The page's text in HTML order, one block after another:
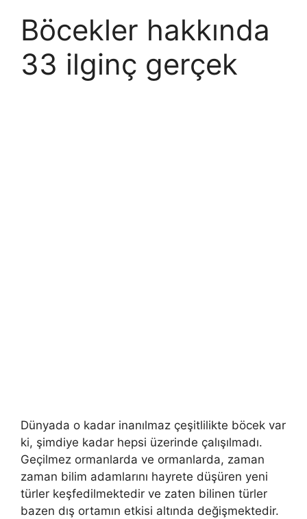
Böcekler hakkında
33 ilginç gerçek
Dünyada o kadar inanılmaz çeşitlilikte böcek var
ki, şimdiye kadar hepsi üzerinde çalışılmadı.
Geçilmez ormanlarda ve ormanlarda, zaman
zaman bilim adamlarını hayrete düşüren yeni
türler keşfedilmektedir ve zaten bilinen türler
bazen dış ortamın etkisi altında değişmektedir.